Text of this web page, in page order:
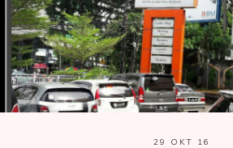
29 OKT 16